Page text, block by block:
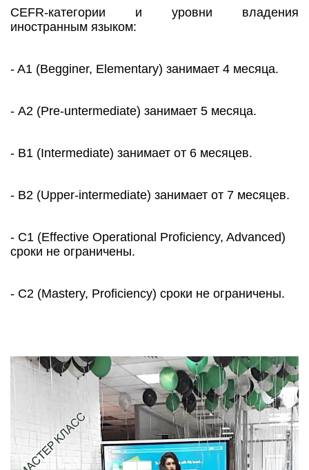
CEFR-категории и уровни владения
иностранным языком:
- A1 (Begginer, Elementary) занимает 4 месяца.
- А2 (Pre-untermediate) занимает 5 месяца.
- В1 (Intermediate) занимает от 6 месяцев.
- В2 (Upper-intermediate) занимает от 7 месяцев.
- С1 (Effective Operational Proficiency, Advanced)
сроки не ограничены.
- С2 (Mastery, Proficiency) сроки не ограничены.